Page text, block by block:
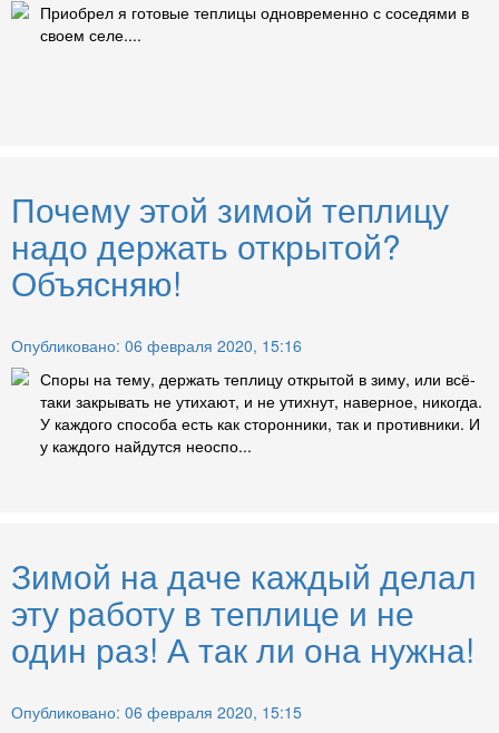
Приобрел я готовые теплицы одновременно с соседями в
своем селе....
Почему этой зимой теплицу
надо держать открытой?
Объясняю!
Опубликовано: 06 февраля 2020, 15:16
Споры на тему, держать теплицу открытой в зиму, или всё-
таки закрывать не утихают, и не утихнут, наверное, никогда.
У каждого способа есть как сторонники, так и противники. И
у каждого найдутся неоспо...
Зимой на даче каждый делал
эту работу в теплице и не
один раз! А так ли она нужна!
Опубликовано: 06 февраля 2020, 15:15